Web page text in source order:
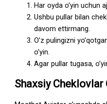
Har oyda o’yin uchun
Ushbu pullar bilan
davom ettirmang.
O’z pulingizni
o’yin.
Agar pullar tugasa,
Shaxsiy Cheklovlar